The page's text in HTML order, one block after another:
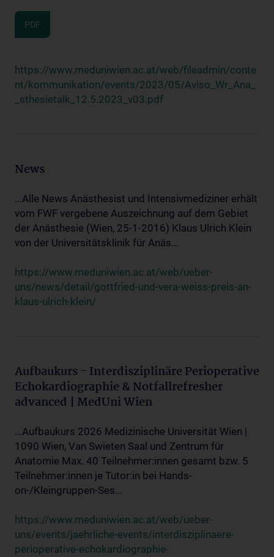
PDF
https://www.meduniwien.ac.at/web/fileadmin/conte
nt/kommunikation/events/2023/05/Aviso_Wr_Ana_
_sthesietalk_12.5.2023_v03.pdf
News
...Alle News Anästhesist und Intensivmediziner erhält
vom FWF vergebene Auszeichnung auf dem Gebiet
der Anästhesie (Wien, 25-1-2016) Klaus Ulrich Klein
von der Universitätsklinik für Anäs...
https://www.meduniwien.ac.at/web/ueber-
uns/news/detail/gottfried-und-vera-weiss-preis-an-
klaus-ulrich-klein/
Aufbaukurs - Interdisziplinäre Perioperative
Echokardiographie & Notfallrefresher
advanced | MedUni Wien
...Aufbaukurs 2026 Medizinische Universität Wien |
1090 Wien, Van Swieten Saal und Zentrum für
Anatomie Max. 40 Teilnehmer:innen gesamt bzw. 5
Teilnehmer:innen je Tutor:in bei Hands-
on-/Kleingruppen-Ses...
https://www.meduniwien.ac.at/web/ueber-
uns/events/jaehrliche-events/interdisziplinaere-
perioperative-echokardiographie-